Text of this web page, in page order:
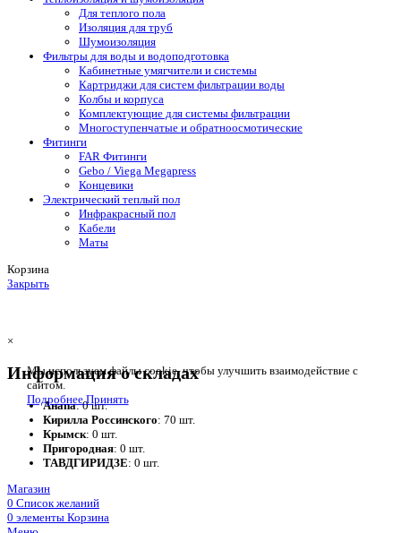
Для теплого пола
Изоляция для труб
Шумоизоляция
Фильтры для воды и водоподготовка
Кабинетные умягчители и системы
Картриджи для систем фильтрации воды
Колбы и корпуса
Комплектующие для системы фильтрации
Многоступенчатые и обратноосмотические
Фитинги
FAR Фитинги
Gebo / Viega Megapress
Концевики
Электрический теплый пол
Инфракрасный пол
Кабели
Маты
Корзина
Закрыть
Мы используем файлы cookie, чтобы улучшить взаимодействие с
сайтом.
ПодробнееПринять
×
Информация о складах
Анапа: 0 шт.
Кирилла Россинского: 70 шт.
Крымск: 0 шт.
Пригородная: 0 шт.
ТАВДГИРИДЗЕ: 0 шт.
Магазин
0 Список желаний
0 элементы Корзина